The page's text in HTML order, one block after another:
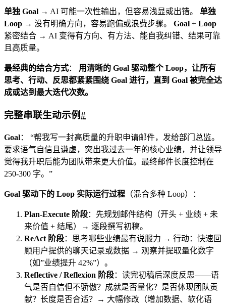
单独 Goal → AI 可能一次性输出，但容易浅显或出错。 单独
Loop → 没有明确方向，容易跑偏或浪费步骤。 Goal + Loop
紧密结合 → AI 变得有方向、有方法、能自我纠错、结果可靠
且高质量。
最经典的结合方式： 用清晰的 Goal 驱动整个 Loop，让所有
思考、行动、反思都紧紧围绕 Goal 进行，直到 Goal 被完全达
成或达到最大迭代次数。
完整串联生动示例#
Goal： “帮我写一封高质量的升职申请邮件，发给部门总监。
要求语气自信且谦虚，突出我过去一年的核心业绩，并让领导
觉得我升职后能为团队带来更大价值。最终邮件长度控制在
250-300 字。”
Goal 驱动下的 Loop 实际运行过程 （混合多种 Loop）：
Plan-Execute 阶段：先规划邮件结构（开头 + 业绩 + 未
来价值 + 结尾）→ 逐段撰写初稿。
ReAct 阶段：思考哪些业绩最有说服力 → 行动：快速回
顾用户提供的聊天记录或数据 → 观察并提取量化数字
（如”业绩提升 42%”）。
Reflective / Reflexion 阶段：读完初稿后深度反思——语
气是否自信但不骄傲？成就是否量化？是否体现团队贡
献？长度是否合适？→ 大幅修改（增加数据、软化语